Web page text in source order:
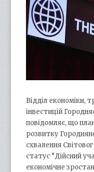
Відділ економіки,
інвестицій
повідомляє, що
розвитку
схвалення
статус “Дійсний
економічне